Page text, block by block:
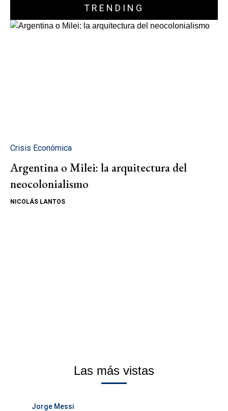
TRENDING
Crisis Económica
Argentina o Milei: la arquitectura del
neocolonialismo
NICOLÁS LANTOS
Las más vistas
Jorge Messi